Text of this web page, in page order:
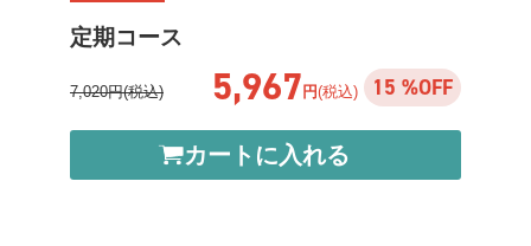
定期コース
7,020円(税込) 5,967 円(税込) 15 %OFF
カートに入れる